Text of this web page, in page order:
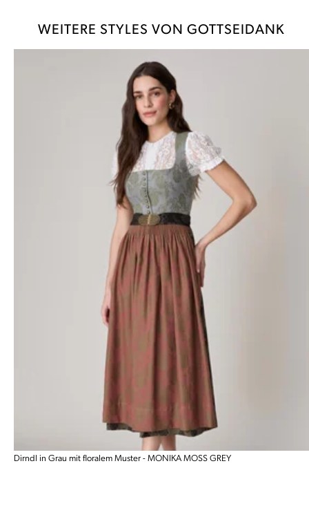
WEITERE STYLES VON GOTTSEIDANK
Dirndl in Grau mit floralem Muster - MONIKA MOSS GREY